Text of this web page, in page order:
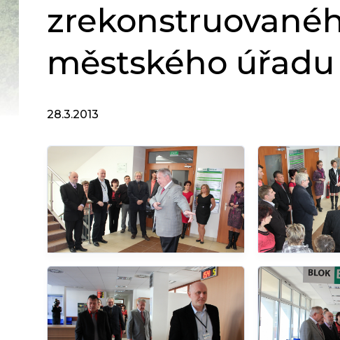
městského úřadu
28.3.2013